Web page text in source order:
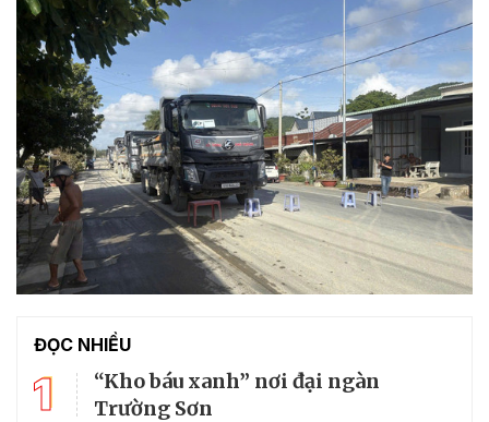
ĐỌC NHIỀU
1
“Kho báu xanh” nơi đại ngàn
Trường Sơn